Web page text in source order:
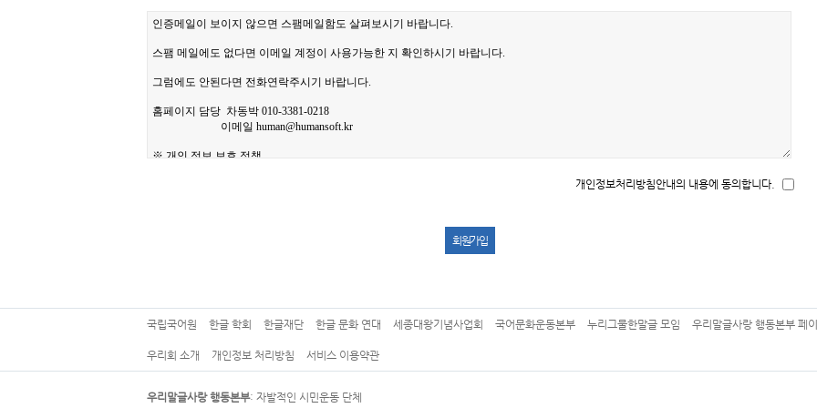
개인정보처리방침안내의 내용에 동의합니다.
국립국어원 한글 학회 한글재단 한글 문화 연대 세종대왕기념사업회 국어문화운동본부 누리그물한말글 모임 우리말글사랑 행동본부 페
우리회 소개 개인정보 처리방침 서비스 이용약관
우리말글사랑 행동본부: 자발적인 시민운동 단체